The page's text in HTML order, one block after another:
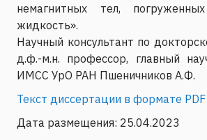
немагнитных тел,
жидкость».
Научный консультант по
д.ф.-м.н. профессор, главный
ИМСС УрО РАН Пшеничников А.Ф.
Текст диссертации в формате PDF
Дата размещения: 25.04.2023